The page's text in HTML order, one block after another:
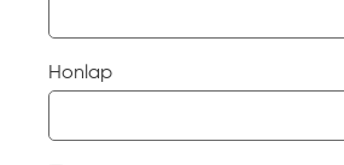
Honlap